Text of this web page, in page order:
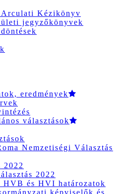
Arculati Kézikönyv
jegyzőkönyvek
eredmények
választások
Nemzetiségi Választás
2022
2022
HVB és HVI határozatok
képviselők és